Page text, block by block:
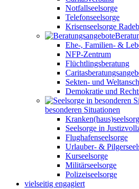
Notfallseelsorge
Telefonseelsorge
Krisenseelsorge
Ehe-, Familien- &
NFP-Zentrum
Flüchtlingsberatung
Sekten- und
Demokratie und
besonderen Situationen
Seelsorge in
Flughafenseelsorge
Urlauber- &
Kurseelsorge
Militärseelsorge
Polizeiseelsorge
vielseitig engagiert